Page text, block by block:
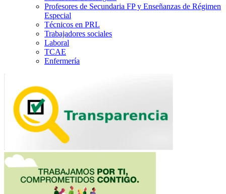
Profesores de Secundaria FP y Enseñanzas de Régimen
Especial
Técnicos en PRL
Trabajadores sociales
Laboral
TCAE
Enfermería